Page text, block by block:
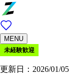
MENU
未経験歓迎
更新日：2026/01/05